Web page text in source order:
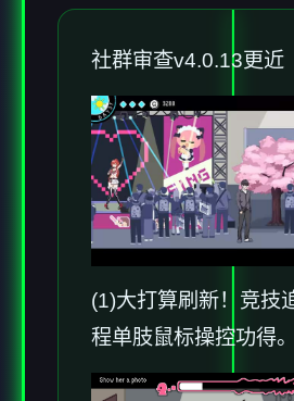
社群审查v4.0.13更近
(1)大打算刷新！竞技
程单肢鼠标操控功得。